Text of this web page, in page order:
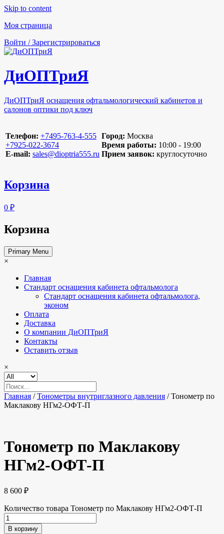
Skip to content
Моя страница
Войти / Зарегистрироваться
ДиОПТриЯ
ДиОПТриЯ оснащения офтальмологический кабинетов и
салонов оптики под ключ
Телефон: ‪+7495-763-4-555‬
‪+7925-022-3674‬
E-mail: sales@dioptria555.ru
Город: Москва
Время работы: 10:00 - 19:00
Прием заявок: круглосуточно
Корзина
0 ₽
Корзина
Primary Menu
×
Главная
Стандарт оснащения кабинета офтальмолога
Стандарт оснащения кабинета офтальмолога,
эконом
Оплата
Доставка
О компании ДиОПТриЯ
Контакты
Оставить отзыв
×
Главная /Тонометры внутриглазного давления / Тонометр по
Маклакову НГм2-ОФТ-П
Тонометр по Маклакову
НГм2-ОФТ-П
8 600 ₽
Количество товара Тонометр по Маклакову НГм2-ОФТ-П
В корзину